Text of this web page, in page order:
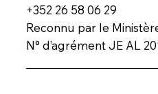
+352 26 58 06 29
Reconnu par le
N° d’agrément JE AL